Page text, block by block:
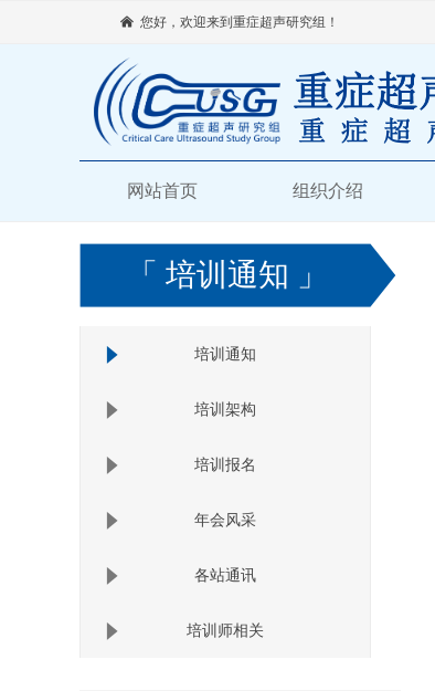
网站首页 组织介绍
낀 您好，欢迎来到重症超声研究组！
「 培训通知 」
培训通知
培训架构
培训报名
年会风采
各站通讯
培训师相关